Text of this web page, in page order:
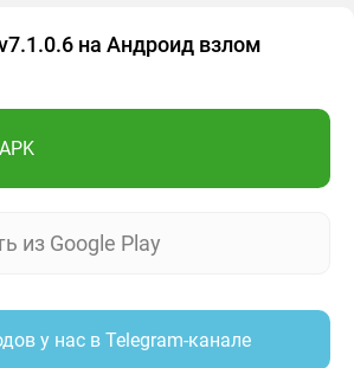
на Андроид взлом
из Google Play
у нас в Telegram-канале